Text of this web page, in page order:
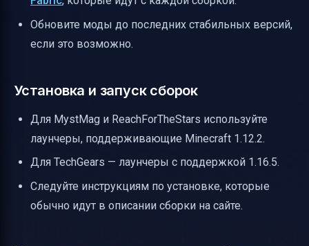
Обновите моды до последних стабильных версий,
если это возможно.
Установка и запуск сборок
Для MystMag и ReachForTheStars используйте
лаунчеры, поддерживающие Minecraft 1.12.2.
Для TechGears — лаунчеры с поддержкой 1.16.5.
Следуйте инструкциям по установке, которые
обычно идут в описании сборки на сайте.